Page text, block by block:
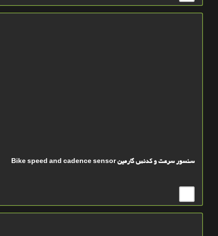
سنسور سرعت و کدنس گارمین Bike speed and cadence sensor